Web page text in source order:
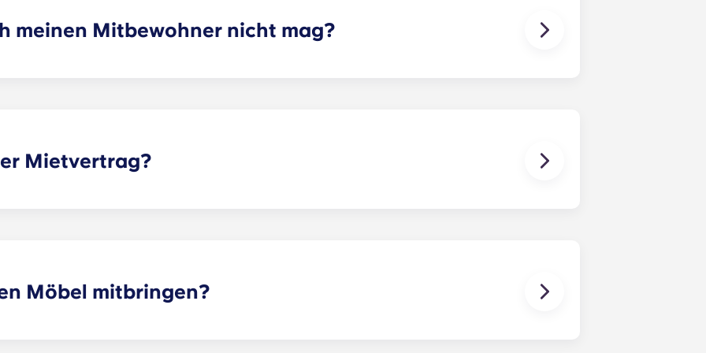
meinen Mitbewohner nicht mag?
Mietvertrag?
Möbel mitbringen?